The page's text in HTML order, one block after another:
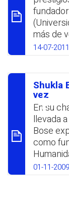
más de
el
14-07-2011
סיכום
Shukla
vez
En su
llevada
Bose
como
niños
01-11-2009